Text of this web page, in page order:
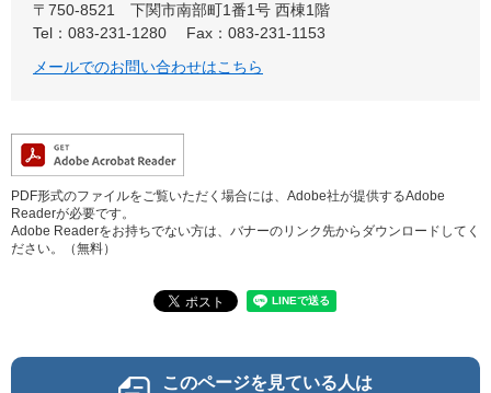
〒750-8521
下関市南部町1番1号 西棟1階
Tel：083-231-1280
Fax：083-231-1153
メールでのお問い合わせはこちら
PDF形式のファイルをご覧いただく場合には、Adobe社が提供するAdobe
Readerが必要です。
Adobe Readerをお持ちでない方は、バナーのリンク先からダウンロードしてく
ださい。（無料）
このページを見ている人は